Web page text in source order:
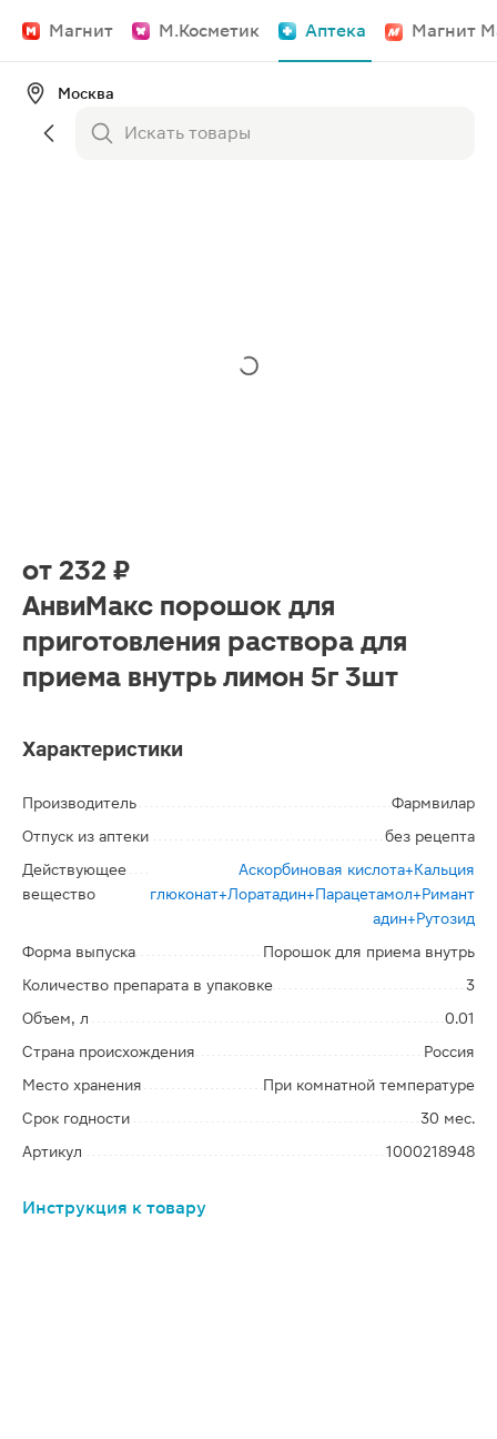
Магнит М.Косметик Аптека Магнит
Москва
от 232 ₽
АнвиМакс порошок для
приготовления раствора для
приема внутрь лимон 5г 3шт
Характеристики
Производитель
Фармвилар
Отпуск из аптеки
без рецепта
Действующее
вещество
Аскорбиновая кислота+Кальция
глюконат+Лоратадин+Парацетамол+Римант
адин+Рутозид
Форма выпуска
Порошок для приема внутрь
Количество препарата в упаковке
3
Объем, л
0.01
Страна происхождения
Россия
Место хранения
При комнатной температуре
Срок годности
30 мес.
Артикул
1000218948
Инструкция к товару